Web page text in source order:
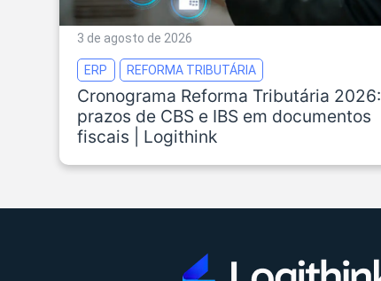
3 de agosto de 2026
ERP REFORMA TRIBUTÁRIA
Cronograma Reforma Tributária 2026:
prazos de CBS e IBS em documentos
fiscais | Logithink